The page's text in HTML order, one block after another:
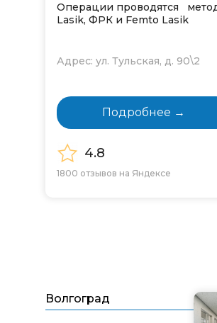
Операции проводятся
Lasik, ФРК и Femto Lasik
Подробнее →
Адрес: ул. Тульская, д. 90\2
4.8
1800 отзывов на Яндексе
Волгоград